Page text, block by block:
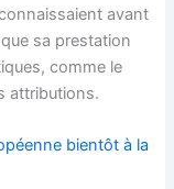
avant
sa prestation
comme le
attributions.
bientôt à la